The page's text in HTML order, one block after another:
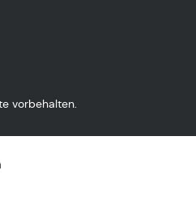
vorbehalten.